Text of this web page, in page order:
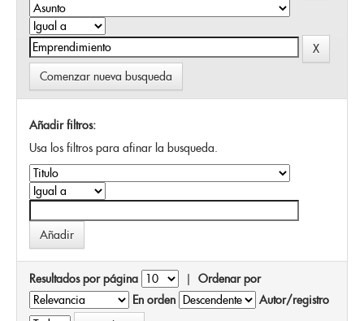
Comenzar nueva busqueda
Añadir filtros:
Usa los filtros para afinar la busqueda.
Resultados por página | Ordenar por
En orden
Autor/registro